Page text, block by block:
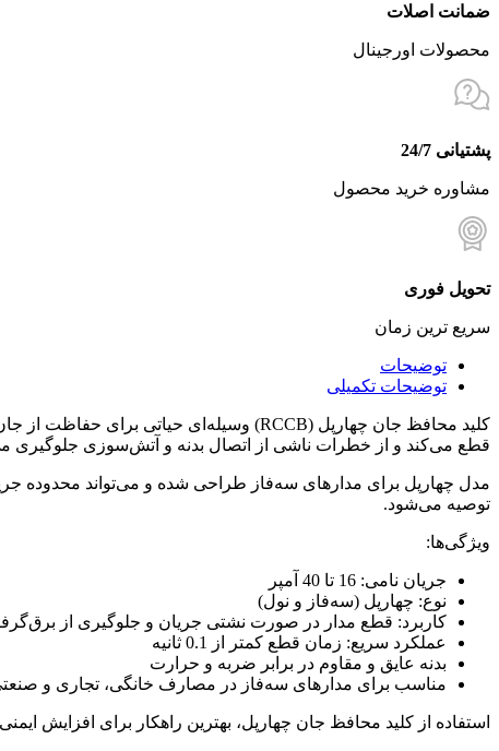
ضمانت اصلات
محصولات اورجینال
پشتیانی 24/7
مشاوره خرید محصول
تحویل فوری
سریع ترین زمان
توضیحات
توضیحات تکمیلی
قطع می‌کند و از خطرات ناشی از اتصال بدنه و آتش‌سوزی جلوگیری
توصیه می‌شود.
ویژگی‌ها:
جریان نامی: 16 تا 40 آمپر
نوع: چهارپل (سه‌فاز و نول)
کاربرد: قطع مدار در صورت نشتی جریان و جلوگیری از
عملکرد سریع: زمان قطع کمتر از 0.1 ثانیه
بدنه عایق و مقاوم در برابر ضربه و حرارت
مناسب برای مدارهای سه‌فاز در مصارف خانگی، تجاری و
استفاده از کلید محافظ جان چهارپل، بهترین راهکار برای افزایش